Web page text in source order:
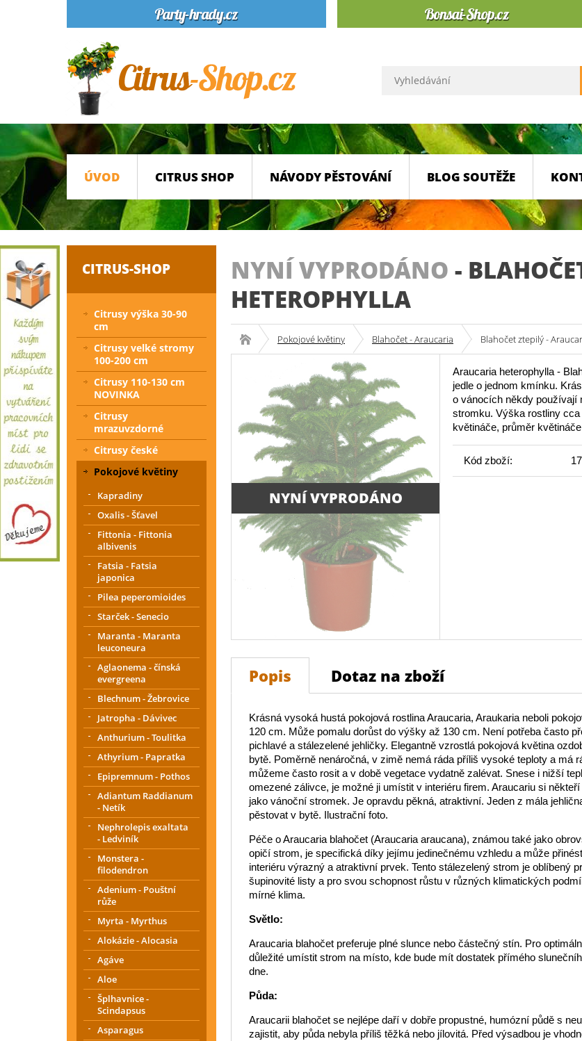
ÚVOD CITRUS SHOP NÁVODY PĚSTOVÁNÍ BLOG SOUTĚŽE
NYNÍ VYPRODÁNO -
HETEROPHYLLA
Pokojové květiny Blahočet - Araucaria Blahočet ztepilý -
NYNÍ VYPRODÁNO
Araucaria heterophylla -
jedle o jednom kmínku.
o vánocích někdy používají
stromku. Výška rostliny
květináče, průměr
Kód zboží:
Popis Dotaz na zboží
Krásná vysoká hustá pokojová rostlina Araucaria, Araukaria neboli
120 cm. Může pomalu dorůst do výšky až 130 cm. Není potřeba často
pichlavé a stálezelené jehličky. Elegantně vzrostlá pokojová květina
bytě. Poměrně nenáročná, v zimě nemá ráda příliš vysoké teploty a má
můžeme často rosit a v době vegetace vydatně zalévat. Snese i nižší
omezené zálivce, je možné ji umístit v interiéru firem. Araucariu si
jako vánoční stromek. Je opravdu pěkná, atraktivní. Jeden z mála
pěstovat v bytě. Ilustrační foto.
Péče o Araucaria blahočet (Araucaria araucana), známou také jako
opičí strom, je specifická díky jejímu jedinečnému vzhledu a může
interiéru výrazný a atraktivní prvek. Tento stálezelený strom je oblíbený
šupinovité listy a pro svou schopnost růstu v různých klimatických
mírné klima.
Světlo:
Araucaria blahočet preferuje plné slunce nebo částečný stín. Pro
důležité umístit strom na místo, kde bude mít dostatek přímého
dne.
Půda:
Araucarii blahočet se nejlépe daří v dobře propustné, humózní půdě s
zajistit, aby půda nebyla příliš těžká nebo jílovitá. Před výsadbou je
CITRUS-SHOP
Citrusy výška 30-90
cm
Citrusy velké stromy
100-200 cm
Citrusy 110-130 cm
NOVINKA
Citrusy
mrazuvzdorné
Citrusy české
Pokojové květiny
Kapradiny
Oxalis - Šťavel
Fittonia - Fittonia
albivenis
Fatsia - Fatsia
japonica
Pilea peperomioides
Starček - Senecio
Maranta - Maranta
leuconeura
Aglaonema - čínská
evergreena
Blechnum - Žebrovice
Jatropha - Dávivec
Anthurium - Toulitka
Athyrium - Papratka
Epipremnum - Pothos
Adiantum Raddianum
- Netík
Nephrolepis exaltata
- Ledviník
Monstera -
filodendron
Adenium - Pouštní
růže
Myrta - Myrthus
Alokázie - Alocasia
Agáve
Aloe
Šplhavnice -
Scindapsus
Asparagus